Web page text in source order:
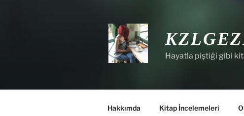
Hayatla piştiği gibi
Hakkımda Kitap İncelemeleri